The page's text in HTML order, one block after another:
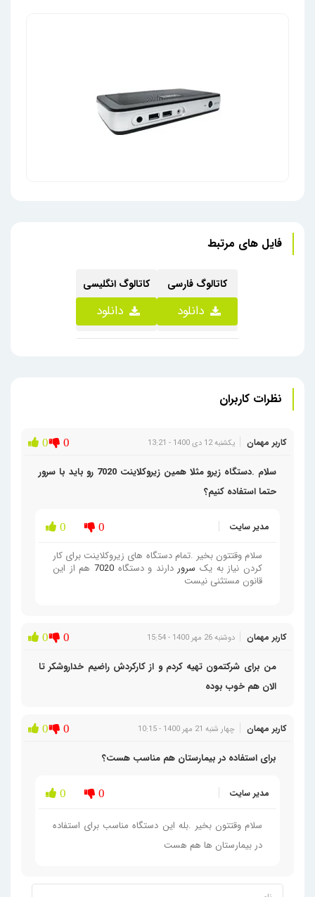
فایل های مرتبط
کاتالوگ فارسی
دانلود
کاتالوگ انگلیسی
دانلود
نظرات کاربران
کاربر مهمان یکشنبه 12 دی 1400 - 13:21 0 0
سلام .دستگاه زیرو مثلا همین زیروکلاینت 7020 رو باید با سرور
حتما استفاده کنیم؟
مدیر سایت 0 0
سلام وقتتون بخیر .تمام دستگاه های زیروکلاینت برای کار
کردن نیاز به یک سروردارند و دستگاه7020 هم از این
قانون مستثنی نیست
کاربر مهمان دوشنبه 26 مهر 1400 - 15:54 0 0
من برای شرکتمون تهیه کردم و از کارکردش راضیم خداروشکر تا
الان هم خوب بوده
کاربر مهمان چهار شنبه 21 مهر 1400 - 10:15 0 0
برای استفاده در بیمارستان هم مناسب هست؟
مدیر سایت 0 0
سلام وقتتون بخیر .بله این دستگاه مناسب برای استفاده
در بیمارستان ها هم هست